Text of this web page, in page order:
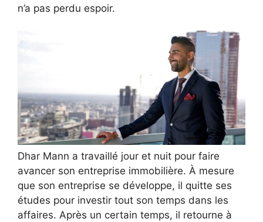
n’a pas perdu espoir.
Dhar Mann a travaillé jour et nuit pour faire
avancer son entreprise immobilière. À mesure
que son entreprise se développe, il quitte ses
études pour investir tout son temps dans les
affaires. Après un certain temps, il retourne à